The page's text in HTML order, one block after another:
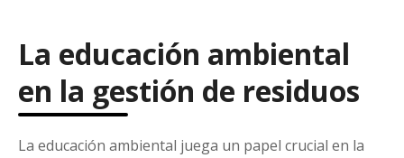
La educación ambiental
en la gestión de residuos
La educación ambiental juega un papel crucial en la